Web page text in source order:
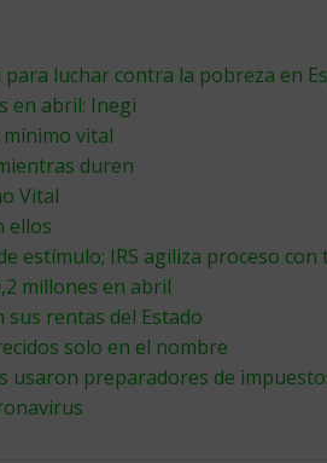
luchar contra la pobreza en
en abril: Inegi
vital
duren
Vital
ellos
estímulo; IRS agiliza proceso
millones en abril
sus rentas del Estado
solo en el nombre
usaron preparadores de